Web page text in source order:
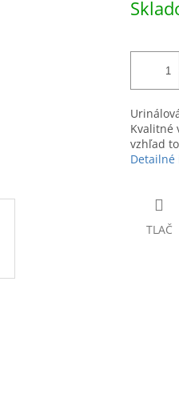
cena:
Kvalitné
vzhľad
TLAČ